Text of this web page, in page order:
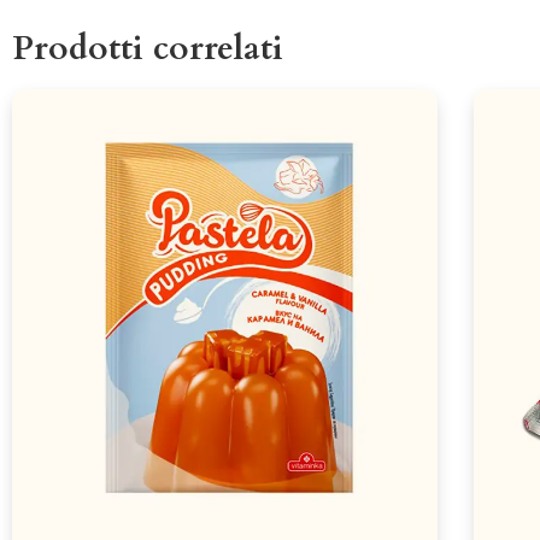
Prodotti correlati